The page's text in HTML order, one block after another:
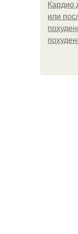
Кардио
или